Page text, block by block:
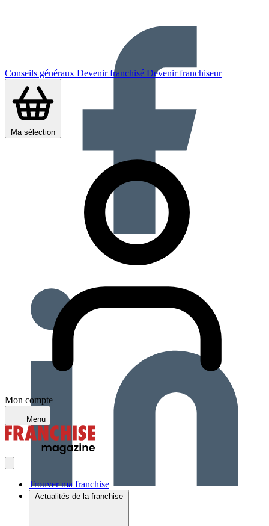
Conseils généraux Devenir franchisé Devenir franchiseur
Ma sélection
Mon compte
Menu
Trouver ma franchise
Actualités de la franchise